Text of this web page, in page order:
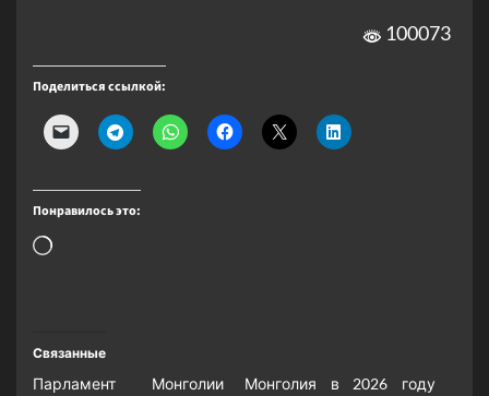
100073
Поделиться ссылкой:
Понравилось это:
Загрузка…
Связанные
Парламент Монголии
Монголия в 2026 году